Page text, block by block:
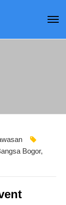
Bogor,